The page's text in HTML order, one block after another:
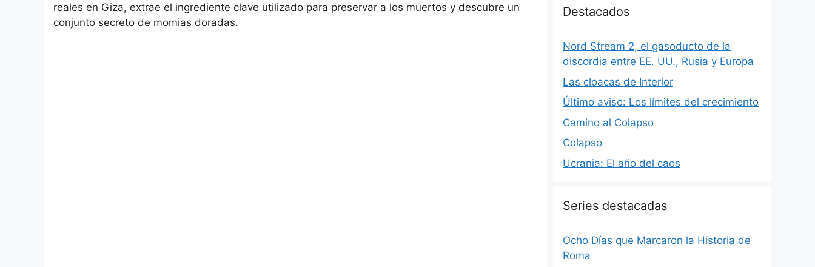
reales en Giza, extrae el ingrediente clave utilizado para preservar a los muertos y descubre un
conjunto secreto de momias doradas.
Destacados
Nord Stream 2, el gasoducto de la
discordia entre EE. UU., Rusia y Europa
Las cloacas de Interior
Último aviso: Los límites del crecimiento
Camino al Colapso
Colapso
Ucrania: El año del caos
Series destacadas
Ocho Días que Marcaron la Historia de
Roma